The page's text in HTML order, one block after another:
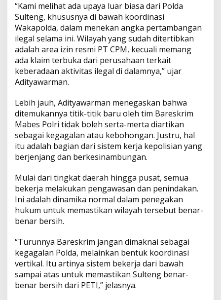
“Kami melihat ada upaya luar biasa dari Polda
Sulteng, khususnya di bawah koordinasi
Wakapolda, dalam menekan angka pertambangan
ilegal selama ini. Wilayah yang sudah ditertibkan
adalah area izin resmi PT CPM, kecuali memang
ada klaim terbuka dari perusahaan terkait
keberadaan aktivitas ilegal di dalamnya,” ujar
Adityawarman.
Lebih jauh, Adityawarman menegaskan bahwa
ditemukannya titik-titik baru oleh tim Bareskrim
Mabes Polri tidak boleh serta-merta diartikan
sebagai kegagalan atau kebohongan. Justru, hal
itu adalah bagian dari sistem kerja kepolisian yang
berjenjang dan berkesinambungan.
Mulai dari tingkat daerah hingga pusat, semua
bekerja melakukan pengawasan dan penindakan.
Ini adalah dinamika normal dalam penegakan
hukum untuk memastikan wilayah tersebut benar-
benar bersih.
“Turunnya Bareskrim jangan dimaknai sebagai
kegagalan Polda, melainkan bentuk koordinasi
vertikal. Itu artinya sistem bekerja dari bawah
sampai atas untuk memastikan Sulteng benar-
benar bersih dari PETI,” jelasnya.